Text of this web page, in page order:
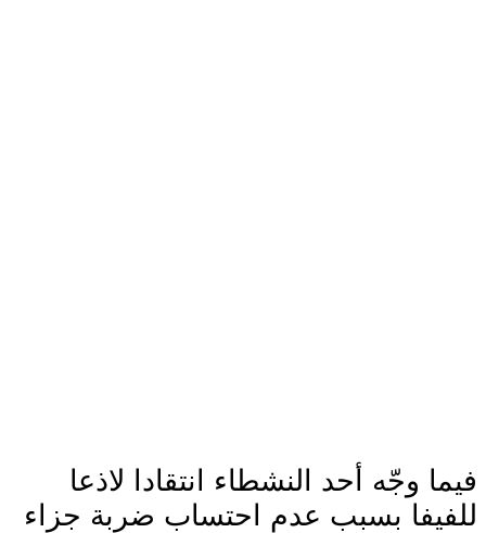
فيما وجّه أحد النشطاء انتقادا لاذعا
للفيفا بسبب عدم احتساب ضربة جزاء